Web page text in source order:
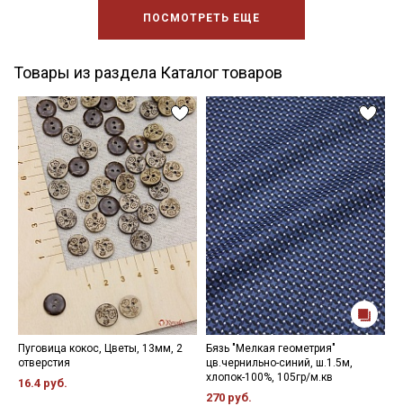
ПОСМОТРЕТЬ ЕЩЕ
Товары из раздела Каталог товаров
Пуговица кокос, Цветы, 13мм, 2
отверстия
16.4 руб.
Бязь "Мелкая геометрия"
цв.чернильно-синий, ш.1.5м,
хлопок-100%, 105гр/м.кв
270 руб.